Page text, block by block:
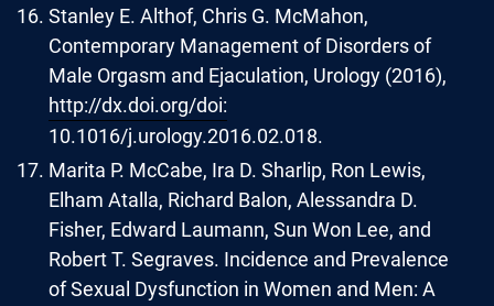
Stanley E. Althof, Chris G. McMahon,
Contemporary Management of Disorders of
Male Orgasm and Ejaculation, Urology (2016),
http://dx.doi.org/doi:
10.1016/j.urology.2016.02.018.
Marita P. McCabe, Ira D. Sharlip, Ron Lewis,
Elham Atalla, Richard Balon, Alessandra D.
Fisher, Edward Laumann, Sun Won Lee, and
Robert T. Segraves. Incidence and Prevalence
of Sexual Dysfunction in Women and Men: A